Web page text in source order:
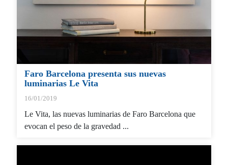
Faro Barcelona presenta sus nuevas
luminarias Le Vita
16/01/2019
Le Vita, las nuevas luminarias de Faro Barcelona que
evocan el peso de la gravedad ...